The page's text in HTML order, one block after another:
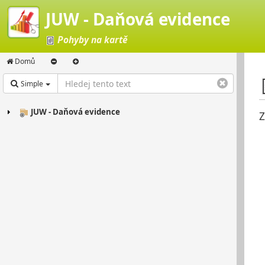
JUW - Daňová evidence
Pohyby na kartě
Domů
Simple
JUW - Daňová evidence